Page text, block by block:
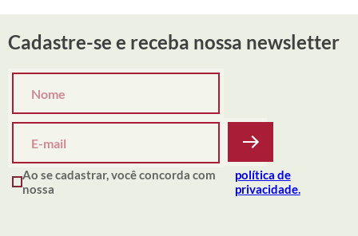
Cadastre-se e receba nossa newsletter
Ao se cadastrar, você concorda com
nossa
política de
privacidade.